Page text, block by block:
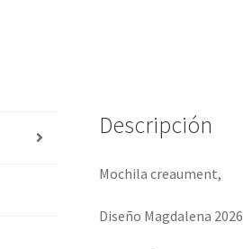
Descripción
Mochila creaument,
Diseño Magdalena 2026